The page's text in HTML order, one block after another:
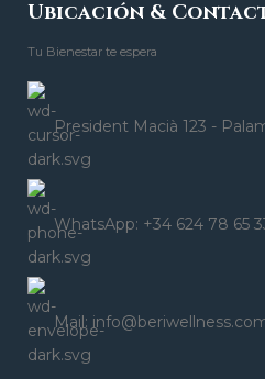
Ubicación &
Tu Bienestar te espera
President Macià 123 -
WhatsApp: +34 624 78 65
Mail: